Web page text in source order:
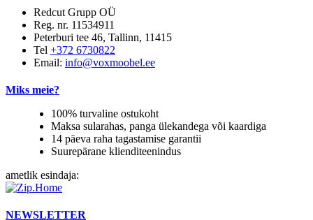
Redcut Grupp OÜ
Reg. nr. 11534911
Peterburi tee 46, Tallinn, 11415
Tel +372 6730822
Email: info@voxmoobel.ee
Miks meie?
100% turvaline ostukoht
Maksa sularahas, panga ülekandega või kaardiga
14 päeva raha tagastamise garantii
Suurepärane klienditeenindus
ametlik esindaja:
NEWSLETTER